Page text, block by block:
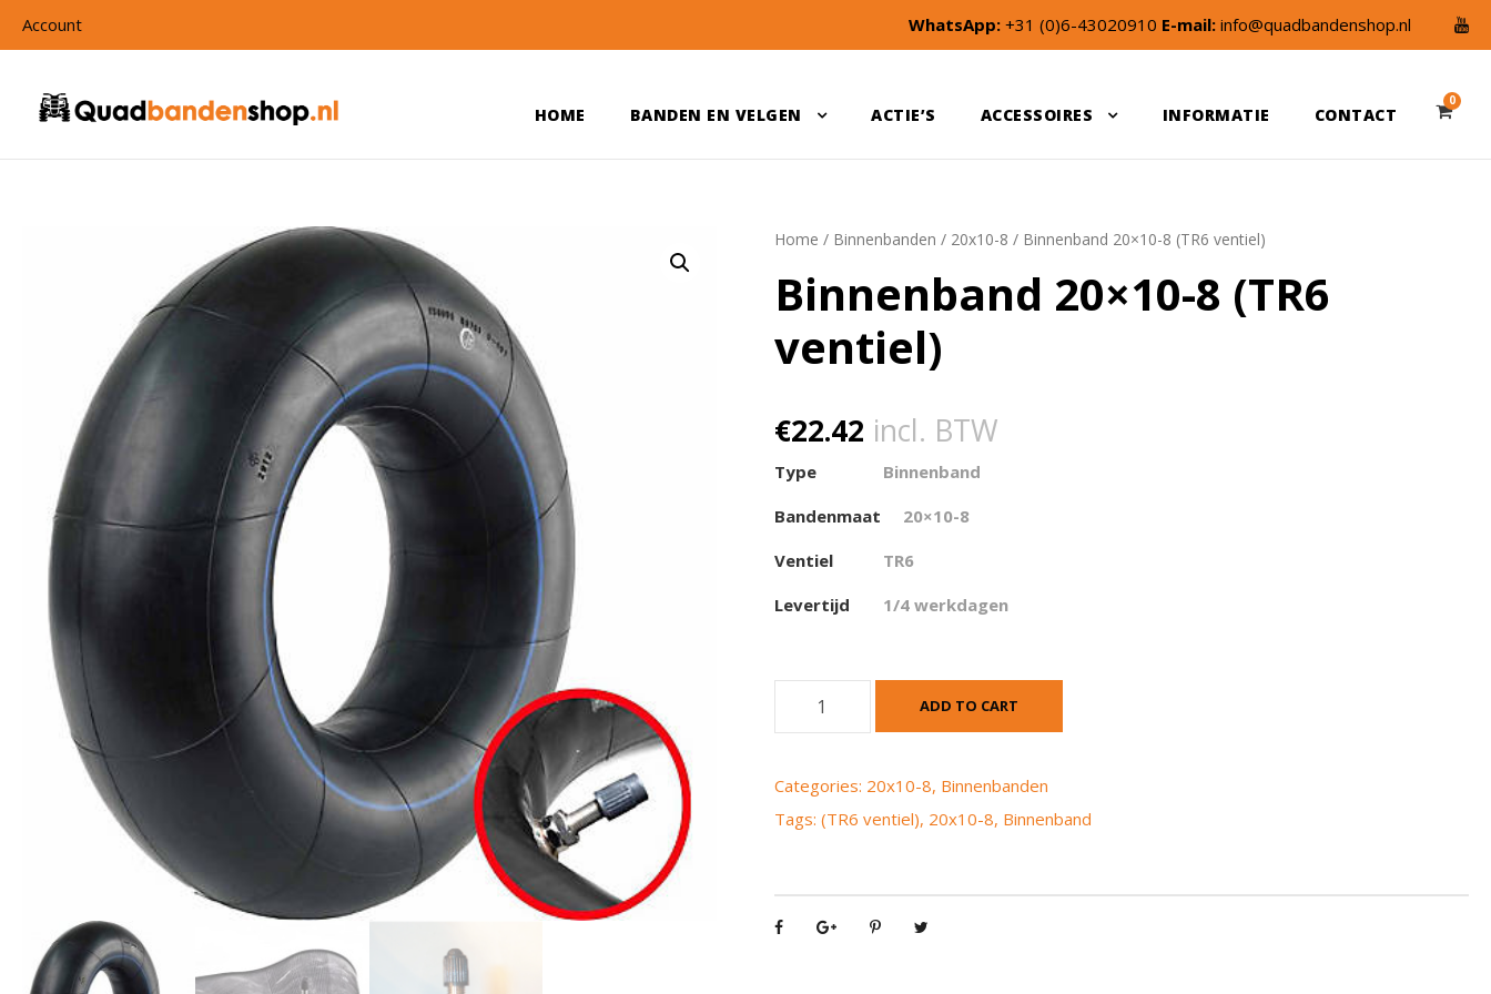
Account WhatsApp: +31 (0)6-43020910 E-mail: info@quadbandenshop.nl
HOME BANDEN EN VELGEN ACTIE’S ACCESSOIRES INFORMATIE CONTACT
0
Home / Binnenbanden / 20x10-8 / Binnenband 20×10-8 (TR6 ventiel)
Binnenband 20×10-8 (TR6
ventiel)
€22.42 incl. BTW
Type
Binnenband
Bandenmaat
20×10-8
Ventiel
TR6
Levertijd
1/4 werkdagen
n
n
n
ADD TO CART
Categories: 20x10-8, Binnenbanden
Tags:(TR6 ventiel), 20x10-8, Binnenband